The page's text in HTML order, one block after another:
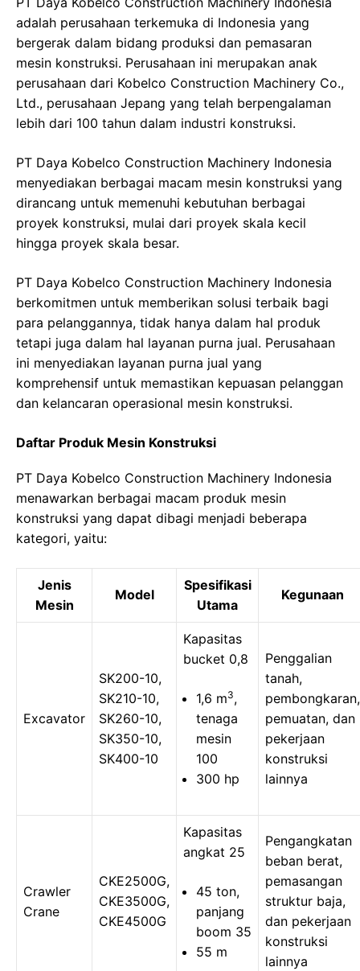
adalah perusahaan terkemuka di Indonesia yang
bergerak dalam bidang produksi dan pemasaran
mesin konstruksi. Perusahaan ini merupakan anak
perusahaan dari Kobelco Construction Machinery Co.,
Ltd., perusahaan Jepang yang telah berpengalaman
lebih dari 100 tahun dalam industri konstruksi.
PT Daya Kobelco Construction Machinery Indonesia
menyediakan berbagai macam mesin konstruksi yang
dirancang untuk memenuhi kebutuhan berbagai
proyek konstruksi, mulai dari proyek skala kecil
hingga proyek skala besar.
PT Daya Kobelco Construction Machinery Indonesia
berkomitmen untuk memberikan solusi terbaik bagi
para pelanggannya, tidak hanya dalam hal produk
tetapi juga dalam hal layanan purna jual. Perusahaan
ini menyediakan layanan purna jual yang
komprehensif untuk memastikan kepuasan pelanggan
dan kelancaran operasional mesin konstruksi.
Daftar Produk Mesin Konstruksi
PT Daya Kobelco Construction Machinery Indonesia
menawarkan berbagai macam produk mesin
konstruksi yang dapat dibagi menjadi beberapa
kategori, yaitu:
Jenis
Mesin
Model
Spesifikasi
Utama
Kegunaan
Excavator
SK200-10,
SK210-10,
SK260-10,
SK350-10,
SK400-10
Kapasitas
bucket 0,8
1,6 m3,
tenaga
mesin
100
300 hp
Penggalian
tanah,
pembongkaran,
pemuatan, dan
pekerjaan
konstruksi
lainnya
Crawler
Crane
CKE2500G,
CKE3500G,
CKE4500G
Kapasitas
angkat 25
45 ton,
panjang
boom 35
55 m
Pengangkatan
beban berat,
pemasangan
struktur baja,
dan pekerjaan
konstruksi
lainnya